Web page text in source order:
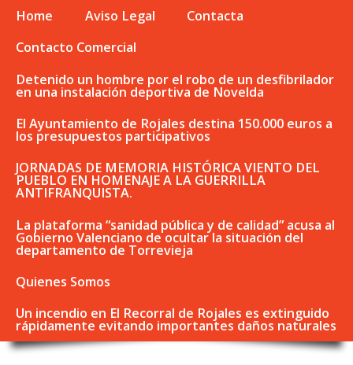
Home Aviso Legal
Contacta
Contacto Comercial
Detenido un hombre por el robo de un desfibrilador
en una instalación deportiva de Novelda
El Ayuntamiento de Rojales destina 150.000 euros a
los presupuestos participativos
JORNADAS DE MEMORIA HISTÓRICA VIENTO DEL
PUEBLO EN HOMENAJE A LA GUERRILLA
ANTIFRANQUISTA.
La plataforma “sanidad pública y de calidad” acusa al
Gobierno Valenciano de ocultar la situación del
departamento de Torrevieja
Quienes Somos
Un incendio en El Recorral de Rojales es extinguido
rápidamente evitando importantes daños naturales